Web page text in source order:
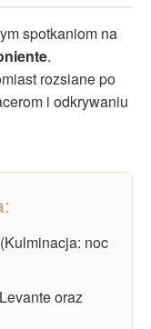
spotkaniom na
.
rozsiane po
i odkrywaniu
noc
oraz